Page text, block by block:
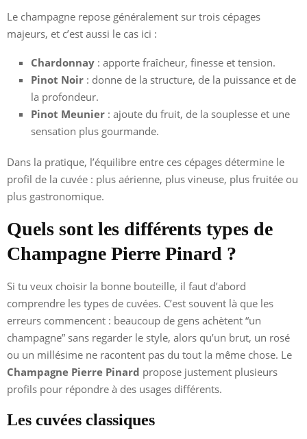
Le champagne repose généralement sur trois cépages
majeurs, et c’est aussi le cas ici :
Chardonnay : apporte fraîcheur, finesse et tension.
Pinot Noir : donne de la structure, de la puissance et de
la profondeur.
Pinot Meunier : ajoute du fruit, de la souplesse et une
sensation plus gourmande.
Dans la pratique, l’équilibre entre ces cépages détermine le
profil de la cuvée : plus aérienne, plus vineuse, plus fruitée ou
plus gastronomique.
Quels sont les différents types de
Champagne Pierre Pinard ?
Si tu veux choisir la bonne bouteille, il faut d’abord
comprendre les types de cuvées. C’est souvent là que les
erreurs commencent : beaucoup de gens achètent “un
champagne” sans regarder le style, alors qu’un brut, un rosé
ou un millésime ne racontent pas du tout la même chose. Le
Champagne Pierre Pinard propose justement plusieurs
profils pour répondre à des usages différents.
Les cuvées classiques